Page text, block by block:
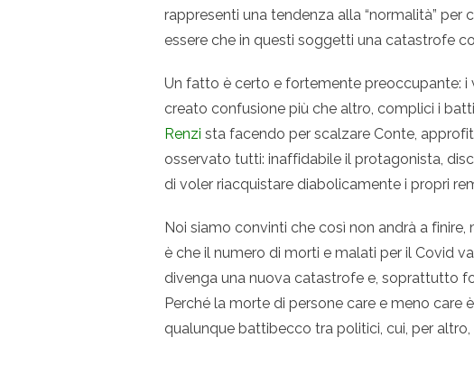
rappresenti una tendenza alla “normalità”
essere che in questi soggetti una catastrofe
Un fatto è certo e fortemente preoccupante: i
creato confusione più che altro, complici i
Renzi sta facendo per scalzare Conte,
osservato tutti: inaffidabile il protagonista,
di voler riacquistare diabolicamente i propri
Noi siamo convinti che così non andrà a
è che il numero di morti e malati per il Covid
divenga una nuova catastrofe e, soprattutto
Perché la morte di persone care e meno care
qualunque battibecco tra politici, cui, per